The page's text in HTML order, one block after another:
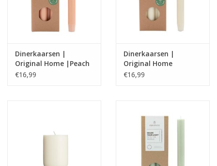
Dinerkaarsen |
Original Home |Peach
€16,99
Dinerkaarsen |
Original Home
|Offwhite
€16,99